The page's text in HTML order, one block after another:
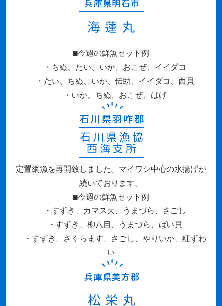
■今週の鮮魚セット例
・ちぬ、たい、いか、おこぜ、イイダコ
・たい、ちぬ、いか、伝助、イイダコ、西貝
・いか、ちぬ、おこぜ、はげ
定置網漁を再開致しました。マイワシ中心の水揚げが
続いております。
■今週の鮮魚セット例
・すずき、カマス大、うまづら、さごし
・すずき、柳八目、うまづら、ばい貝
・すずき、さくらます、さごし、やりいか、紅ずわ
い